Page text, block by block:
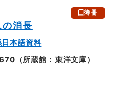
簿冊
消長
本語資料
（所蔵館：東洋文庫）